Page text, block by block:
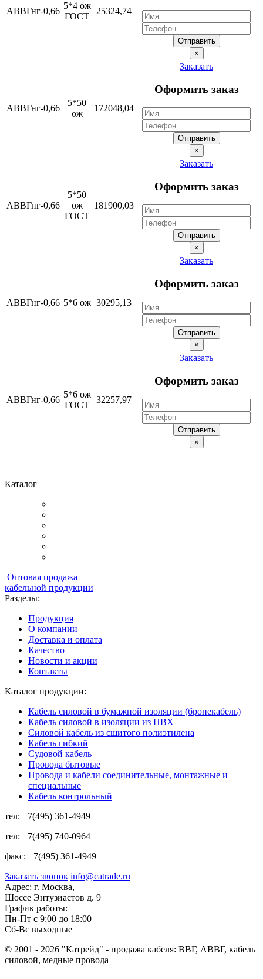
АВВГнг-0,66
5*4 ож
ГОСТ
25324,74
Отправить
×
АВВГнг-0,66
5*50
ож
172048,04
Заказать
Оформить заказ
Отправить
×
АВВГнг-0,66
5*50
ож
ГОСТ
181900,03
Заказать
Оформить заказ
Отправить
×
АВВГнг-0,66 5*6 ож 30295,13
Заказать
Оформить заказ
Отправить
×
АВВГнг-0,66
5*6 ож
ГОСТ
32257,97
Заказать
Оформить заказ
Отправить
×
Каталог
Оптовая продажа
кабельной продукции
Разделы:
Продукция
О компании
Доставка и оплата
Качество
Новости и акции
Контакты
Каталог продукции:
Кабель силовой в бумажной изоляции (бронекабель)
Кабель силовой в изоляции из ПВХ
Силовой кабель из сшитого полиэтилена
Кабель гибкий
Судовой кабель
Провода бытовые
Провода и кабели соединительные, монтажные и
специальные
Кабель контрольный
тел: +7(495) 361-4949
тел: +7(495) 740-0964
факс: +7(495) 361-4949
Заказать звонок info@catrade.ru
Адрес: г. Москва,
Шоссе Энтузиастов д. 9
График работы:
Пн-Пт с 9:00 до 18:00
Сб-Вс выходные
© 2001 - 2026 "Катрейд" - продажа кабеля: ВВГ, АВВГ, кабель
силовой, медные провода